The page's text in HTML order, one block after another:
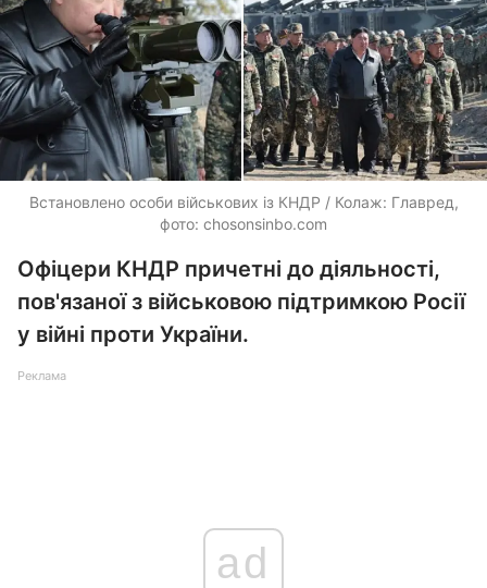
Встановлено особи військових із КНДР / Колаж: Главред,
фото: chosonsinbo.com
Офіцери КНДР причетні до діяльності,
пов'язаної з військовою підтримкою Росії
у війні проти України.
Реклама
ad